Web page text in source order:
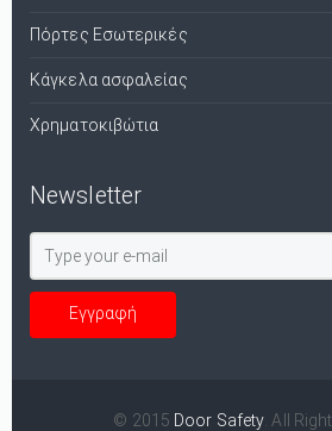
Πόρτες Εσωτερικές
Κάγκελα ασφαλείας
Χρηματοκιβώτια
Newsletter
© 2015 Door Safety . All